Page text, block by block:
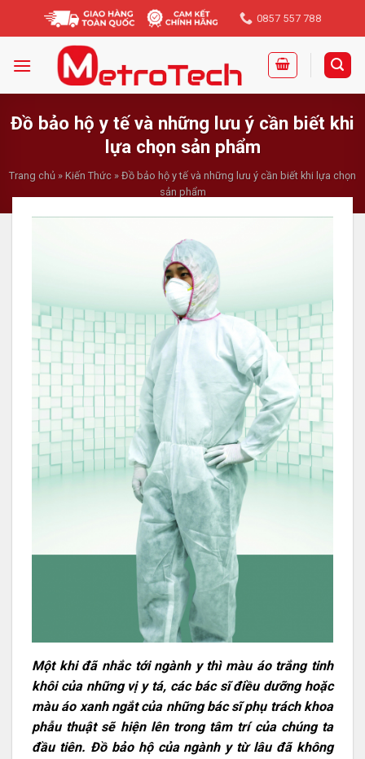
0857 557 788
Đồ bảo hộ y tế và những lưu ý cần biết khi
lựa chọn sản phẩm
Trang chủ » Kiến Thức » Đồ bảo hộ y tế và những lưu ý cần biết khi lựa chọn
sản phẩm
Một khi đã nhắc tới ngành y thì màu áo trắng tinh
khôi của những vị y tá, các bác sĩ điều dưỡng hoặc
màu áo xanh ngắt của những bác sĩ phụ trách khoa
phẫu thuật sẽ hiện lên trong tâm trí của chúng ta
đầu tiên. Đồ bảo hộ của ngành y từ lâu đã không